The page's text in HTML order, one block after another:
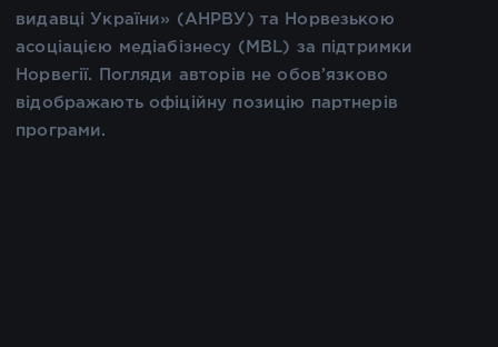
видавці України» (АНРВУ) та Норвезькою
асоціацією медіабізнесу (MBL) за підтримки
Норвегії. Погляди авторів не обов’язково
відображають офіційну позицію партнерів
програми.